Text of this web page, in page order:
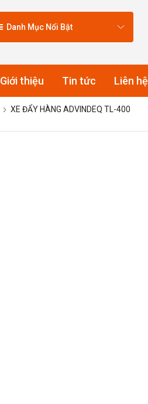
Danh Mục Nổi Bật
Giới thiệu Tin tức Liên hệ
XE ĐẨY HÀNG ADVINDEQ TL-400